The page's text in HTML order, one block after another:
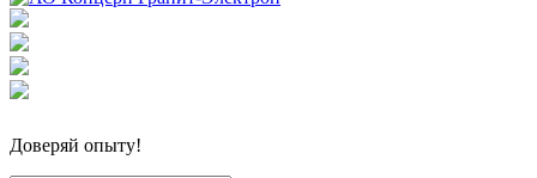
Доверяй опыту!